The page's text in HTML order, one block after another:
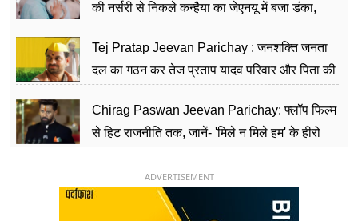
की नर्सरी से निकले कन्हैया का जेएनयू में बजा डंका,
Tej Pratap Jeevan Parichay : जनशक्ति जनता
दल का गठन कर तेज प्रताप यादव परिवार और पिता की
Chirag Paswan Jeevan Parichay: फ्लॉप फिल्म
से हिट राजनीति तक, जानें- 'मिले न मिले हम' के हीरो
ADVERTISEMENT